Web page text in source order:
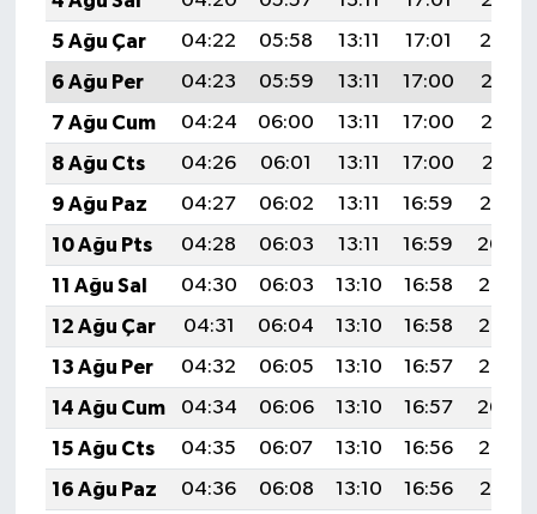
5 Ağu Çar
04:22 05:58 13:11 17:01
20:14
6 Ağu Per
04:23 05:59 13:11 17:00
20:13
7 Ağu Cum
04:24 06:00 13:11 17:00
20:12
8 Ağu Cts
04:26 06:01 13:11 17:00
20:11
9 Ağu Paz
04:27 06:02 13:11 16:59
20:10
10 Ağu Pts
04:28 06:03 13:11 16:59
20:09
11 Ağu Sal
04:30 06:03 13:10 16:58
20:08
12 Ağu Çar
04:31 06:04 13:10 16:58
20:06
13 Ağu Per
04:32 06:05 13:10 16:57
20:05
14 Ağu Cum
04:34 06:06 13:10 16:57
20:04
15 Ağu Cts
04:35 06:07 13:10 16:56
20:03
16 Ağu Paz
04:36 06:08 13:10 16:56
20:01